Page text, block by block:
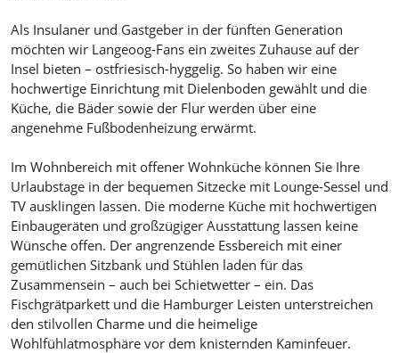
Als Insulaner und Gastgeber in der fünften Generation
möchten wir Langeoog-Fans ein zweites Zuhause auf der
Insel bieten – ostfriesisch-hyggelig. So haben wir eine
hochwertige Einrichtung mit Dielenboden gewählt und die
Küche, die Bäder sowie der Flur werden über eine
angenehme Fußbodenheizung erwärmt.
Im Wohnbereich mit offener Wohnküche können Sie Ihre
Urlaubstage in der bequemen Sitzecke mit Lounge-Sessel und
TV ausklingen lassen. Die moderne Küche mit hochwertigen
Einbaugeräten und großzügiger Ausstattung lassen keine
Wünsche offen. Der angrenzende Essbereich mit einer
gemütlichen Sitzbank und Stühlen laden für das
Zusammensein – auch bei Schietwetter – ein. Das
Fischgrätparkett und die Hamburger Leisten unterstreichen
den stilvollen Charme und die heimelige
Wohlfühlatmosphäre vor dem knisternden Kaminfeuer.